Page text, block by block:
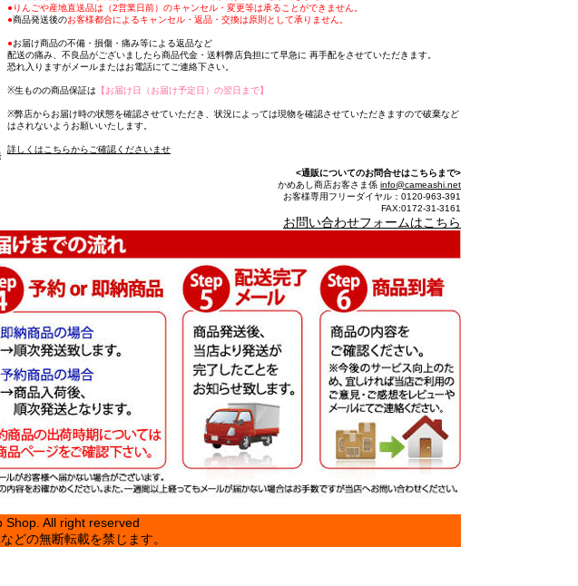
●りんごや産地直送品は（2営業日前）のキャンセル・変更等は承ることができません。
●商品発送後のお客様都合によるキャンセル・返品・交換は原則として承りません。
●お届け商品の不備・損傷・痛み等による返品など
配送の痛み、不良品がございましたら商品代金・送料弊店負担にて早急に 再手配をさせていただきます。
恐れ入りますがメールまたはお電話にてご連絡下さい。
※生ものの商品保証は 【お届け日（お届け予定日）の翌日まで】
※弊店からお届け時の状態を確認させていただき、状況によっては現物を確認させていただきますので破棄など
はされないようお願いいたします。
詳しくはこちらからご確認くださいませ
<通販についてのお問合せはこちらまで>
かめあし商店お客さま係 info@cameashi.net
お客様専用フリーダイヤル：0120-963-391
FAX:0172-31-3161
お問い合わせフォームはこちら
Shop. All right reserved
どの無断転載を禁じます。